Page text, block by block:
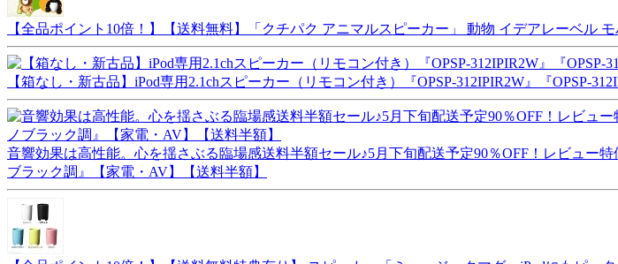
【全品ポイント10倍！】【送料無料】「クチパク アニマルスピーカー」 動物 イデアレーベル
【箱なし・新古品】iPod専用2.1chスピーカー（リモコン付き）『OPSP-312IPIR2W』『OPSP-
音響効果は高性能。心を揺さぶる臨場感送料半額セール♪5月下旬配送予定90％OFF！レビュー
ブラック調』【家電・AV】【送料半額】